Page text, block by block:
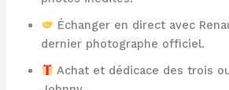
Échanger en direct avec
dernier photographe officiel.
Achat et dédicace des trois